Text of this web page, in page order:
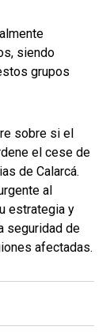
siendo
grupos
sobre si el
el cese de
de Calarcá.
al
estrategia y
seguridad de
afectadas.